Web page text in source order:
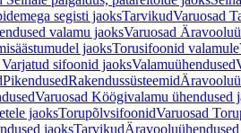
segisti jaoksTarvikudVaruosad
valamu jaoksVaruosad
jaoksTorusifoonid valamule
sifoonid jaoksValamuühendused
PikendusedRakendussüsteemid
Varuosad Köögivalamu ühendused
jaoksTorupõlvsifoonidVaruosad
jaoksTarvikud